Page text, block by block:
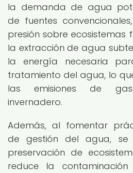
la demanda de agua
de fuentes
presión sobre ecosistemas
la extracción de agua
la energía necesaria
tratamiento del agua, lo
las emisiones de
invernadero.
Además, al fomentar
de gestión del agua,
preservación de
reduce la